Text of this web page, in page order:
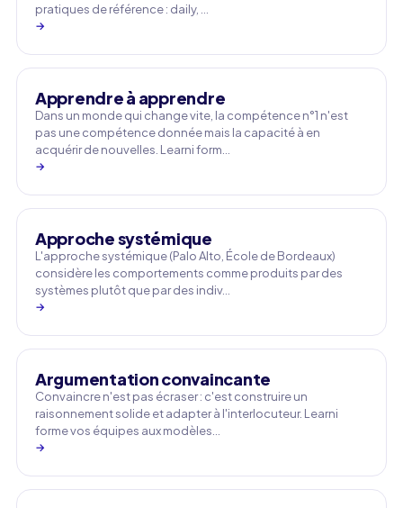
pratiques de référence : daily, …
→
Apprendre à apprendre
Dans un monde qui change vite, la compétence n°1 n'est
pas une compétence donnée mais la capacité à en
acquérir de nouvelles. Learni form…
→
Approche systémique
L'approche systémique (Palo Alto, École de Bordeaux)
considère les comportements comme produits par des
systèmes plutôt que par des indiv…
→
Argumentation convaincante
Convaincre n'est pas écraser : c'est construire un
raisonnement solide et adapter à l'interlocuteur. Learni
forme vos équipes aux modèles…
→